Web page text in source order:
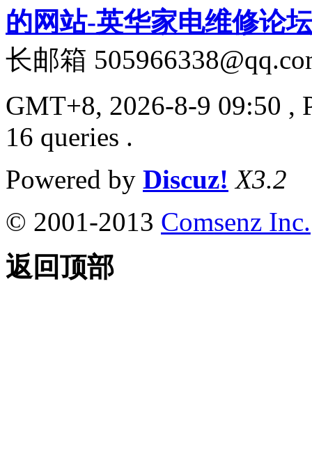
的网站-英华家电维修论
长邮箱
GMT+8, 2026-8-9 09:50 ,
16 queries .
Powered by Discuz! X3.2
© 2001-2013 Comsenz Inc.
返回顶部